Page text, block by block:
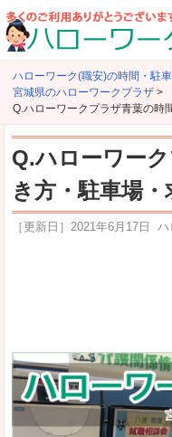
ハローワーク(職安)の時間・駐
宮城県のハローワークプラザ >
Q.ハローワークプラザ青葉の時
Q.ハローワー
き方・駐車場
［更新日］ 2021年6月17日 ハ